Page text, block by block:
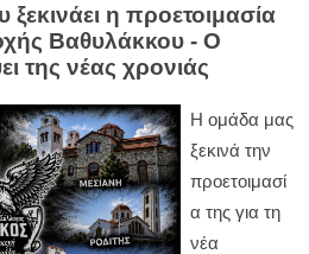
ξεκινάει η προετοιμασία
Βαθυλάκκου - Ο
της νέας χρονιάς
Η ομάδα μας
ξεκινά την
προετοιμασί
α της για τη
νέα